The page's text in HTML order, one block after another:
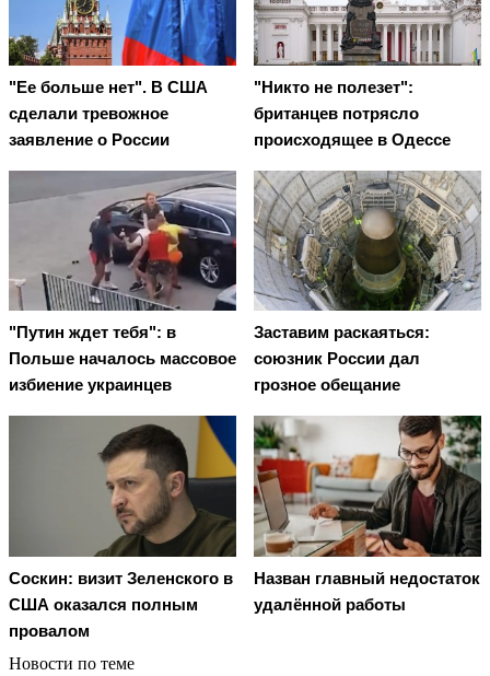
"Ее больше нет". В США
сделали тревожное
заявление о России
"Никто не полезет":
британцев потрясло
происходящее в Одессе
"Путин ждет тебя": в
Польше началось массовое
избиение украинцев
Заставим раскаяться:
союзник России дал
грозное обещание
Соскин: визит Зеленского в
США оказался полным
провалом
Назван главный недостаток
удалённой работы
Новости по теме